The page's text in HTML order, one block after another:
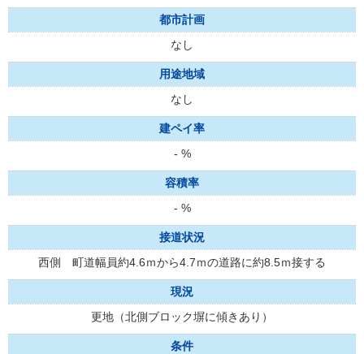
都市計画
なし
用途地域
なし
建ペイ率
- %
容積率
- %
接道状況
西側 町道幅員約4.6ｍから4.7ｍの道路に約8.5ｍ接する
現況
更地（北側ブロック塀に傾きあり）
条件